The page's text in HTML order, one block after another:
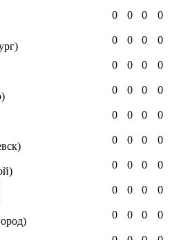
0 0 0 0
0 0 0 0
0 0 0 0
0 0 0 0
0 0 0 0
0 0 0 0
0 0 0 0
0 0 0 0
0 0 0 0